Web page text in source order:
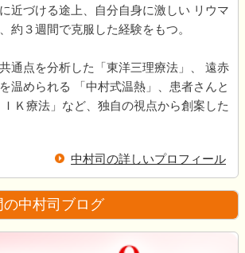
近づける途上、自分自身に激しい リウマ
約３週間で克服した経験をもつ。
通点を分析した「東洋三理療法」、 遠赤
温められる 「中村式温熱」、患者さんと
Ｋ療法」など、独自の視点から創案した
中村司の詳しいプロフィール
中村司ブログ